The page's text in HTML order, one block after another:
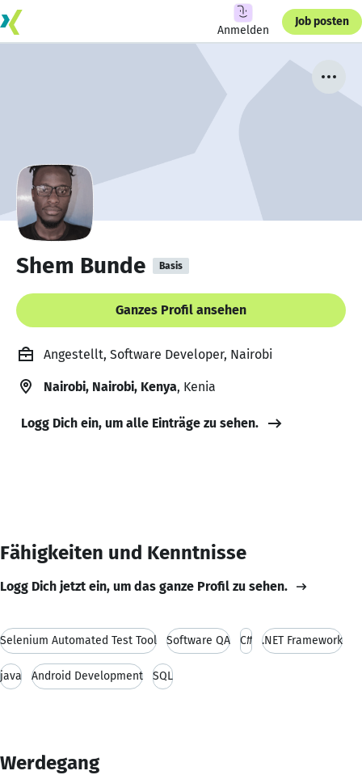
Anmelden
Job posten
Shem Bunde Basis
Ganzes Profil ansehen
Angestellt, Software Developer, Nairobi
Nairobi, Nairobi, Kenya, Kenia
Logg Dich ein, um alle Einträge zu sehen.
Fähigkeiten und Kenntnisse
Logg Dich jetzt ein, um das ganze Profil zu sehen.
Selenium Automated Test Tool Software QA C# .NET Framework
java Android Development SQL
Werdegang